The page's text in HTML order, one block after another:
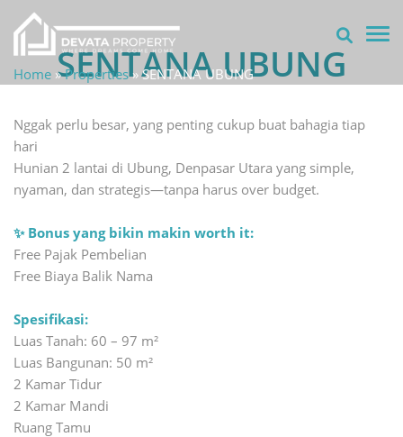
Home »Properties»SENTANA UBUNG
SENTANA UBUNG
Nggak perlu besar, yang penting cukup buat bahagia tiap
hari
Hunian 2 lantai di Ubung, Denpasar Utara yang simple,
nyaman, dan strategis—tanpa harus over budget.
✨ Bonus yang bikin makin worth it:
Free Pajak Pembelian
Free Biaya Balik Nama
Spesifikasi:
Luas Tanah: 60 – 97 m²
Luas Bangunan: 50 m²
2 Kamar Tidur
2 Kamar Mandi
Ruang Tamu